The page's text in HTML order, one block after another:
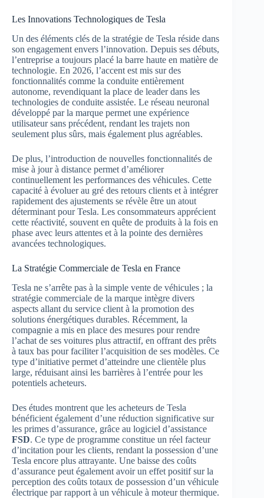
Les Innovations Technologiques de Tesla
Un des éléments clés de la stratégie de Tesla réside dans
son engagement envers l’innovation. Depuis ses débuts,
l’entreprise a toujours placé la barre haute en matière de
technologie. En 2026, l’accent est mis sur des
fonctionnalités comme la conduite entièrement
autonome, revendiquant la place de leader dans les
technologies de conduite assistée. Le réseau neuronal
développé par la marque permet une expérience
utilisateur sans précédent, rendant les trajets non
seulement plus sûrs, mais également plus agréables.
De plus, l’introduction de nouvelles fonctionnalités de
mise à jour à distance permet d’améliorer
continuellement les performances des véhicules. Cette
capacité à évoluer au gré des retours clients et à intégrer
rapidement des ajustements se révèle être un atout
déterminant pour Tesla. Les consommateurs apprécient
cette réactivité, souvent en quête de produits à la fois en
phase avec leurs attentes et à la pointe des dernières
avancées technologiques.
La Stratégie Commerciale de Tesla en France
Tesla ne s’arrête pas à la simple vente de véhicules ; la
stratégie commerciale de la marque intègre divers
aspects allant du service client à la promotion des
solutions énergétiques durables. Récemment, la
compagnie a mis en place des mesures pour rendre
l’achat de ses voitures plus attractif, en offrant des prêts
à taux bas pour faciliter l’acquisition de ses modèles. Ce
type d’initiative permet d’atteindre une clientèle plus
large, réduisant ainsi les barrières à l’entrée pour les
potentiels acheteurs.
Des études montrent que les acheteurs de Tesla
bénéficient également d’une réduction significative sur
les primes d’assurance, grâce au logiciel d’assistance
FSD. Ce type de programme constitue un réel facteur
d’incitation pour les clients, rendant la possession d’une
Tesla encore plus attrayante. Une baisse des coûts
d’assurance peut également avoir un effet positif sur la
perception des coûts totaux de possession d’un véhicule
électrique par rapport à un véhicule à moteur thermique.